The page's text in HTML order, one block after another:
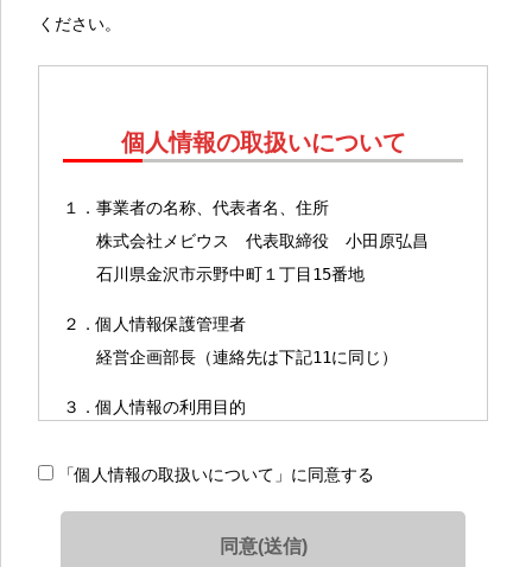
ください。
個人情報の取扱いについて
１．事業者の名称、代表者名、住所
株式会社メビウス 代表取締役 小田原弘昌
石川県金沢市示野中町１丁目15番地
２．個人情報保護管理者
経営企画部長（連絡先は下記11に同じ）
３．個人情報の利用目的
＊保有個人データとは、当社が開示、内容の
の提供の停止を行う権限を有する個人データを指しま
「個人情報の取扱いについて」に同意する